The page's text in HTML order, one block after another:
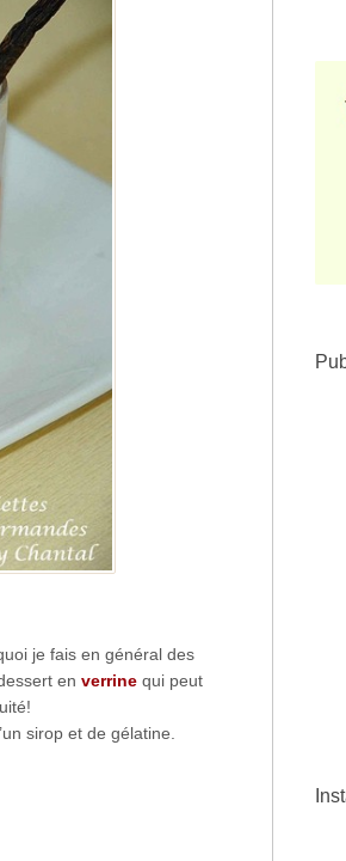
je fais en général des
en verrinequi peut
sirop et de gélatine.